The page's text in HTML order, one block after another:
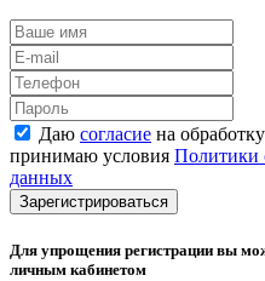
Даю согласие на
принимаю условия Политики
данных
Зарегистрироваться
Для упрощения регистрации вы
личным кабинетом